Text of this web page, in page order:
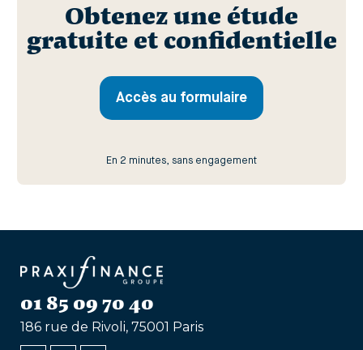
Obtenez une étude
gratuite et confidentielle
Accès au formulaire
En 2 minutes, sans engagement
01 85 09 70 40
186 rue de Rivoli, 75001 Paris